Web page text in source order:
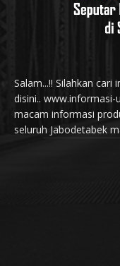
Salam...!! Silahkan
disini.. www.informasi-
macam informasi
seluruh Jabodetabek